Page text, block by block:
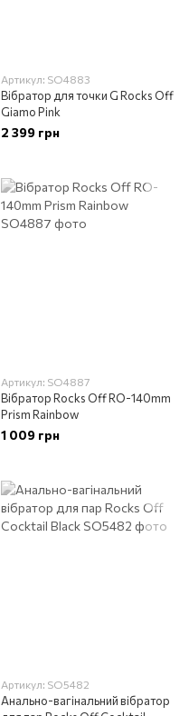
Артикул: SO4883
Вібратор для точки G Rocks Off
Giamo Pink
2 399 грн
Артикул: SO4887
Вібратор Rocks Off RO-140mm
Prism Rainbow
1 009 грн
Артикул: SO5482
Анально-вагінальний вібратор